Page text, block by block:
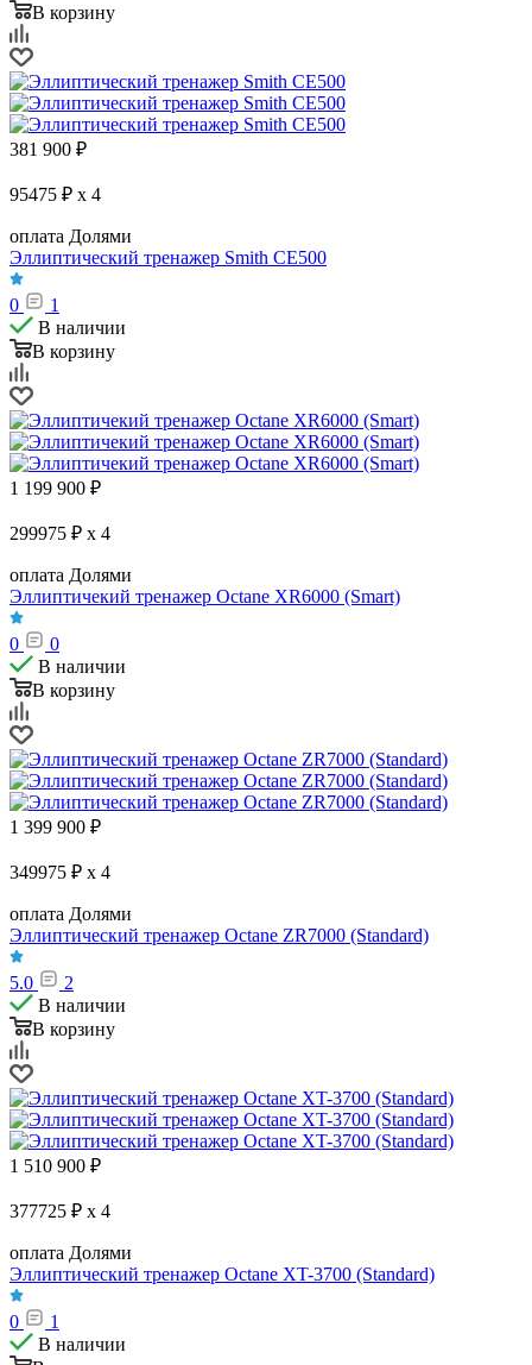
В корзину
381 900 ₽
95475 ₽ x 4
оплата Долями
Эллиптический тренажер Smith CE500
0
1
В наличии
В корзину
1 199 900 ₽
299975 ₽ x 4
оплата Долями
Эллиптичекий тренажер Octane XR6000 (Smart)
0
0
В наличии
В корзину
1 399 900 ₽
349975 ₽ x 4
оплата Долями
Эллиптический тренажер Octane ZR7000 (Standard)
5.0
2
В наличии
В корзину
1 510 900 ₽
377725 ₽ x 4
оплата Долями
Эллиптический тренажер Octane XT-3700 (Standard)
0
1
В наличии